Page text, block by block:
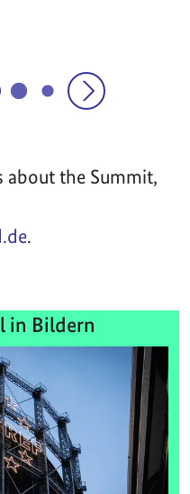
about the Summit,
.
in Bildern